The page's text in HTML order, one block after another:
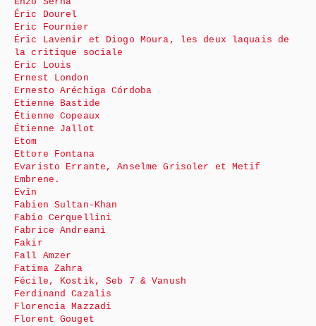
Éric Dourel
Eric Fournier
Éric Lavenir et Diogo Moura, les deux laquais de
la critique sociale
Eric Louis
Ernest London
Ernesto Aréchiga Córdoba
Etienne Bastide
Étienne Copeaux
Étienne Jallot
Etom
Ettore Fontana
Evaristo Errante, Anselme Grisoler et Metif
Embrene.
Evîn
Fabien Sultan-Khan
Fabio Cerquellini
Fabrice Andreani
Fakir
Fall Amzer
Fatima Zahra
Fécile, Kostik, Seb 7 & Vanush
Ferdinand Cazalis
Florencia Mazzadi
Florent Gouget